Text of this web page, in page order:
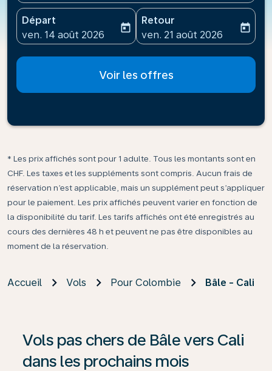
Départ
fc-booking-departure-date-aria-label
ven. 14 août 2026
today
Retour
fc-booking-return-date-
ven. 21 août 2026
today
Voir les offres
* Les prix affichés sont pour 1 adulte. Tous les montants sont en
CHF. Les taxes et les suppléments sont compris. Aucun frais de
réservation n’est applicable, mais un supplément peut s’appliquer
pour le paiement. Les prix affichés peuvent varier en fonction de
la disponibilité du tarif. Les tarifs affichés ont été enregistrés au
cours des dernières 48 h et peuvent ne pas être disponibles au
moment de la réservation.
Accueil Vols Pour Colombie Bâle - Cali
Vols pas chers de Bâle vers Cali
dans les prochains mois